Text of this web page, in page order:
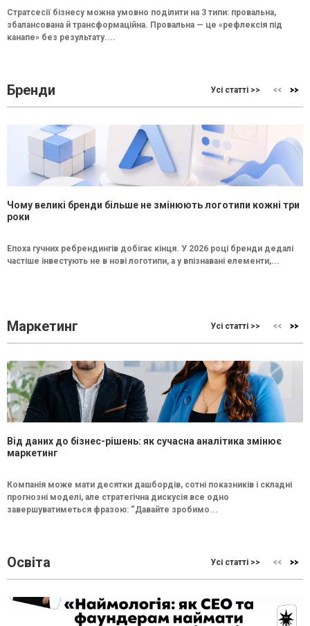
Стратсесії бізнесу можна умовно поділити на 3 типи: провальна,
збалансована й трансформаційна. Провальна — це «рефлексія під
канапе» без результату....
Бренди Усі статті >>
Чому великі бренди більше не змінюють логотипи кожні три
роки
Епоха гучних ребрендингів добігає кінця. У 2026 році бренди дедалі
частіше інвестують не в нові логотипи, а у впізнавані елементи,...
Маркетинг Усі статті >>
Від даних до бізнес-рішень: як сучасна аналітика змінює
маркетинг
Компанія може мати десятки дашбордів, сотні показників і складні
прогнозні моделі, але стратегічна дискусія все одно
завершуватиметься фразою: “Давайте зробимо...
Освіта Усі статті >>